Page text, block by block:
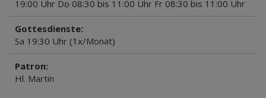
19:00 Uhr Do 08:30 bis 11:00 Uhr Fr 08:30 bis 11:00 Uhr
Gottesdienste:
Sa 19:30 Uhr (1x/Monat)
Patron:
Hl. Martin